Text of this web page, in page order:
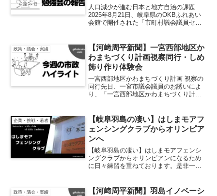
人口減少が進む日本と地方自治の課題
2025年8月21日、岐阜県のOKBふれあい
会館で開催された「市町村議会議員セミ
を見据えて～」。講師は地方行政の専門
家、金崎健太郎氏で...
政策・議会・実績
【河﨑周平新聞】一宮西部地区か
わまちづくり計画視察同行・しめ
飾り作り体験会
一宮西部地区かわまちづくり計画 視察の
同行先日、一宮市議会議員のお誘いによ
り、「一宮西部地区かわまちづくり計
地元選出の衆議院議員、市の関係部署、
さらには木曽川河川事務所...
企業・挑戦・若者
【岐阜羽島の凄い】はしまモアフ
ェンシングクラブからオリンピア
ンへ
【岐阜羽島の凄い】はしまモアフェンシ
ングクラブからオリンピアンになるため
に日々練習を重ねております。是非一度
政策・議会・実績
【河﨑周平新聞】羽島イノベーシ